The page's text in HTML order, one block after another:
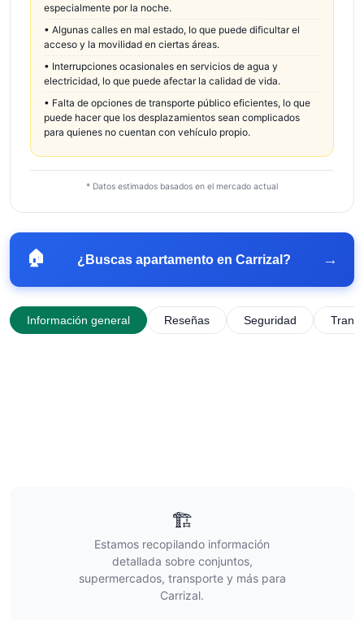
especialmente por la noche.
• Algunas calles en mal estado, lo que puede dificultar el
acceso y la movilidad en ciertas áreas.
• Interrupciones ocasionales en servicios de agua y
electricidad, lo que puede afectar la calidad de vida.
• Falta de opciones de transporte público eficientes, lo que
puede hacer que los desplazamientos sean complicados
para quienes no cuentan con vehículo propio.
* Datos estimados basados en el mercado actual
🏠 ¿Buscas apartamento en Carrizal ? →
Información general Reseñas Seguridad
🏗️
Estamos recopilando información
detallada sobre conjuntos,
supermercados, transporte y más para
Carrizal.